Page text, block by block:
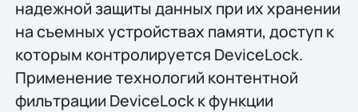
надежной защиты данных при их хранении
на съемных устройствах памяти, доступ к
которым контролируется DeviceLock.
Применение технологий контентной
фильтрации DeviceLock к функции